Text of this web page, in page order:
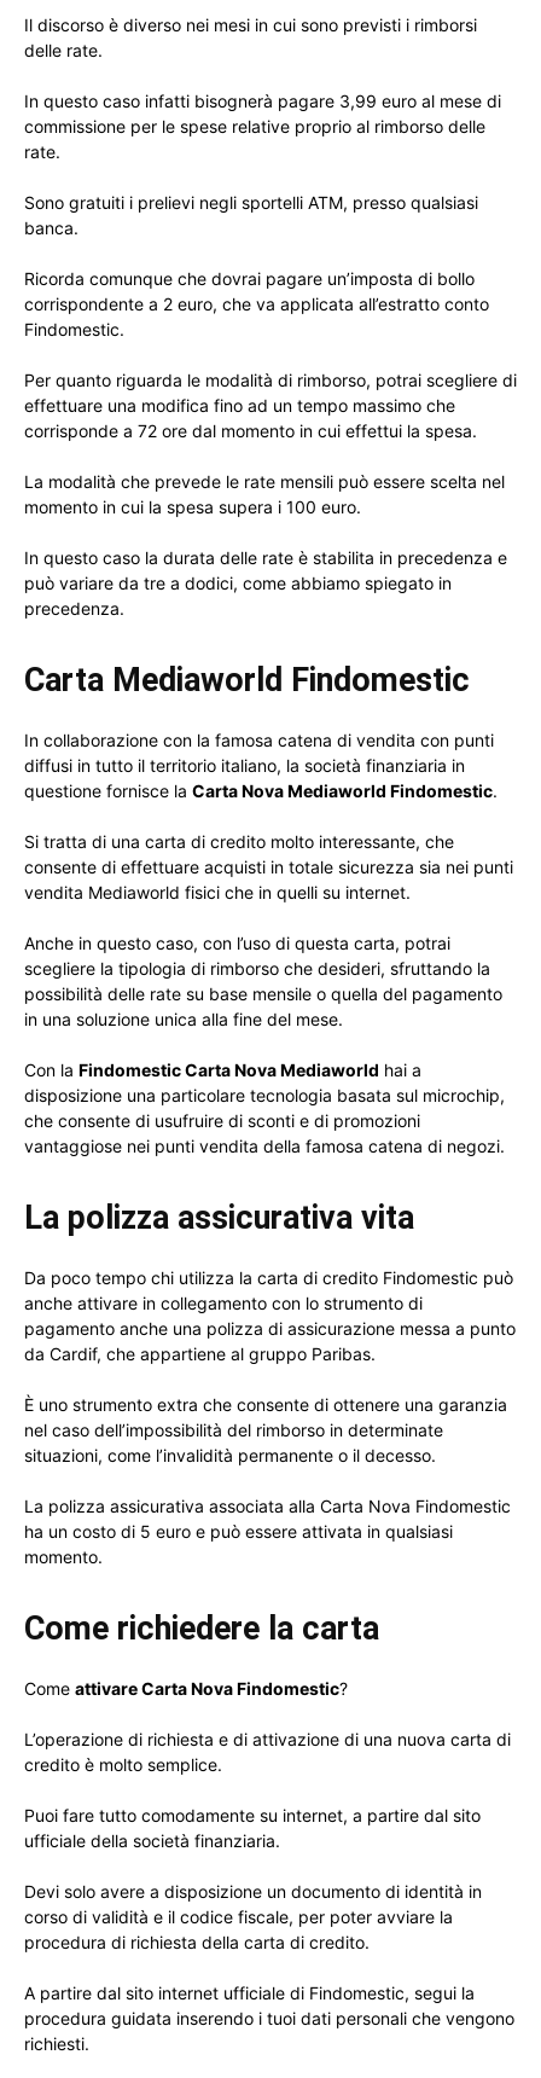
Il discorso è diverso nei mesi in cui sono previsti i rimborsi
delle rate.
In questo caso infatti bisognerà pagare 3,99 euro al mese di
commissione per le spese relative proprio al rimborso delle
rate.
Sono gratuiti i prelievi negli sportelli ATM, presso qualsiasi
banca.
Ricorda comunque che dovrai pagare un’imposta di bollo
corrispondente a 2 euro, che va applicata all’estratto conto
Findomestic.
Per quanto riguarda le modalità di rimborso, potrai scegliere di
effettuare una modifica fino ad un tempo massimo che
corrisponde a 72 ore dal momento in cui effettui la spesa.
La modalità che prevede le rate mensili può essere scelta nel
momento in cui la spesa supera i 100 euro.
In questo caso la durata delle rate è stabilita in precedenza e
può variare da tre a dodici, come abbiamo spiegato in
precedenza.
Carta Mediaworld Findomestic
In collaborazione con la famosa catena di vendita con punti
diffusi in tutto il territorio italiano, la società finanziaria in
questione fornisce la Carta Nova Mediaworld Findomestic.
Si tratta di una carta di credito molto interessante, che
consente di effettuare acquisti in totale sicurezza sia nei punti
vendita Mediaworld fisici che in quelli su internet.
Anche in questo caso, con l’uso di questa carta, potrai
scegliere la tipologia di rimborso che desideri, sfruttando la
possibilità delle rate su base mensile o quella del pagamento
in una soluzione unica alla fine del mese.
Con la Findomestic Carta Nova Mediaworld hai a
disposizione una particolare tecnologia basata sul microchip,
che consente di usufruire di sconti e di promozioni
vantaggiose nei punti vendita della famosa catena di negozi.
La polizza assicurativa vita
Da poco tempo chi utilizza la carta di credito Findomestic può
anche attivare in collegamento con lo strumento di
pagamento anche una polizza di assicurazione messa a punto
da Cardif, che appartiene al gruppo Paribas.
È uno strumento extra che consente di ottenere una garanzia
nel caso dell’impossibilità del rimborso in determinate
situazioni, come l’invalidità permanente o il decesso.
La polizza assicurativa associata alla Carta Nova Findomestic
ha un costo di 5 euro e può essere attivata in qualsiasi
momento.
Come richiedere la carta
Come attivare Carta Nova Findomestic?
L’operazione di richiesta e di attivazione di una nuova carta di
credito è molto semplice.
Puoi fare tutto comodamente su internet, a partire dal sito
ufficiale della società finanziaria.
Devi solo avere a disposizione un documento di identità in
corso di validità e il codice fiscale, per poter avviare la
procedura di richiesta della carta di credito.
A partire dal sito internet ufficiale di Findomestic, segui la
procedura guidata inserendo i tuoi dati personali che vengono
richiesti.